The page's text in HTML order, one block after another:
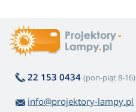
22 153 0434 (pon-piąt 8-16)
info@projektory-lampy.pl